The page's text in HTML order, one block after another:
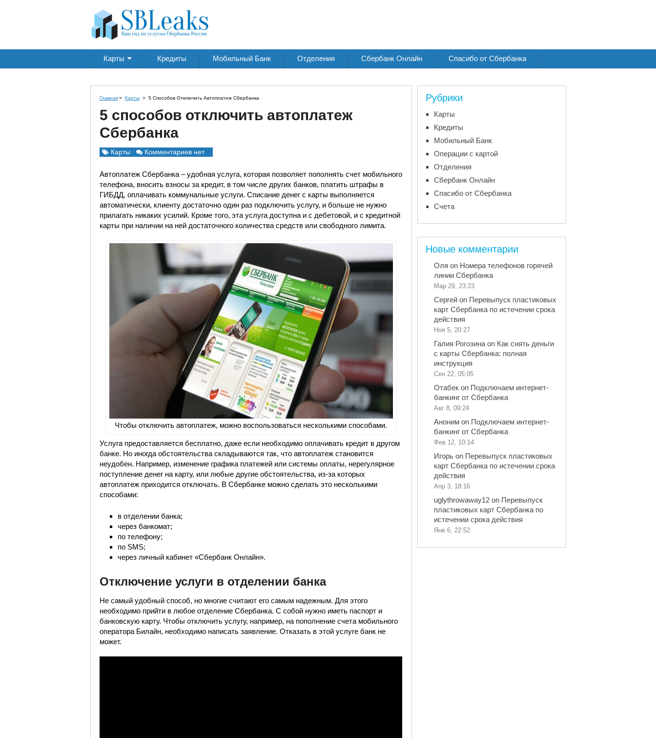
Карты Кредиты Мобильный Банк Отделения Сбербанк Онлайн Спасибо от Сбербанка
Главная > Карты > 5 Способов Отключить Автоплатеж Сбербанка
5 способов отключить автоплатеж
Сбербанка
Карты Комментариев нет
Автоплатеж Сбербанка – удобная услуга, которая позволяет пополнять счет мобильного
телефона, вносить взносы за кредит, в том числе других банков, платить штрафы в
ГИБДД, оплачивать коммунальные услуги. Списание денег с карты выполняется
автоматически, клиенту достаточно один раз подключить услугу, и больше не нужно
прилагать никаких усилий. Кроме того, эта услуга доступна и с дебетовой, и с кредитной
карты при наличии на ней достаточного количества средств или свободного лимита.
Чтобы отключить автоплатеж, можно воспользоваться несколькими способами.
Услуга предоставляется бесплатно, даже если необходимо оплачивать кредит в другом
банке. Но иногда обстоятельства складываются так, что автоплатеж становится
неудобен. Например, изменение графика платежей или системы оплаты, нерегулярное
поступление денег на карту, или любые другие обстоятельства, из-за которых
автоплатеж приходится отключать. В Сбербанке можно сделать это несколькими
способами:
в отделении банка;
через банкомат;
по телефону;
по SMS;
через личный кабинет «Сбербанк Онлайн».
Отключение услуги в отделении банка
Не самый удобный способ, но многие считают его самым надежным. Для этого
необходимо прийти в любое отделение Сбербанка. С собой нужно иметь паспорт и
банковскую карту. Чтобы отключить услугу, например, на пополнение счета мобильного
оператора Билайн, необходимо написать заявление. Отказать в этой услуге банк не
может.
Рубрики
Карты
Кредиты
Мобильный Банк
Операции с картой
Отделения
Сбербанк Онлайн
Спасибо от Сбербанка
Счета
Новые комментарии
Оля on Номера телефонов горячей
линии Сбербанка
Мар 29, 23:23
Сергей on Перевыпуск пластиковых
карт Сбербанка по истечении срока
действия
Ноя 5, 20:27
Галия Рогозина on Как снять деньги
с карты Сбербанка: полная
инструкция
Сен 22, 05:05
Отабек on Подключаем интернет-
банкинг от Сбербанка
Авг 8, 09:24
Аноним on Подключаем интернет-
банкинг от Сбербанка
Фев 12, 10:14
Игорь on Перевыпуск пластиковых
карт Сбербанка по истечении срока
действия
Апр 3, 18:16
uglythrowaway12 on Перевыпуск
пластиковых карт Сбербанка по
истечении срока действия
Янв 6, 22:52